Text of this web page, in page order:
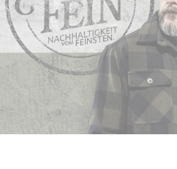
BLOG
KONTAKT